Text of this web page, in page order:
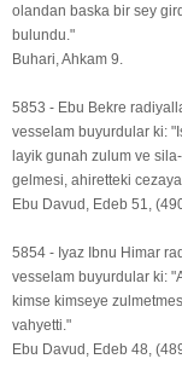
olandan baska bir sey
bulundu."
Buhari, Ahkam 9.
5853 - Ebu Bekre
vesselam buyurdular ki:
layik gunah zulum ve
gelmesi, ahiretteki
Ebu Davud, Edeb 51,
5854 - Iyaz Ibnu Himar
vesselam buyurdular ki:
kimse kimseye
vahyetti."
Ebu Davud, Edeb 48,